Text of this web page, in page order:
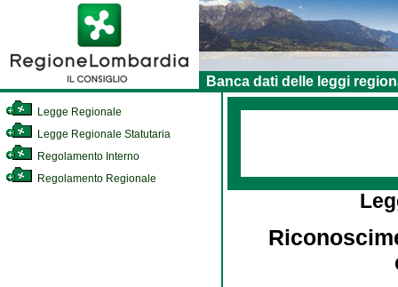
Banca dati delle leggi
Legge Regionale
Legge Regionale Statutaria
Regolamento Interno
Regolamento Regionale